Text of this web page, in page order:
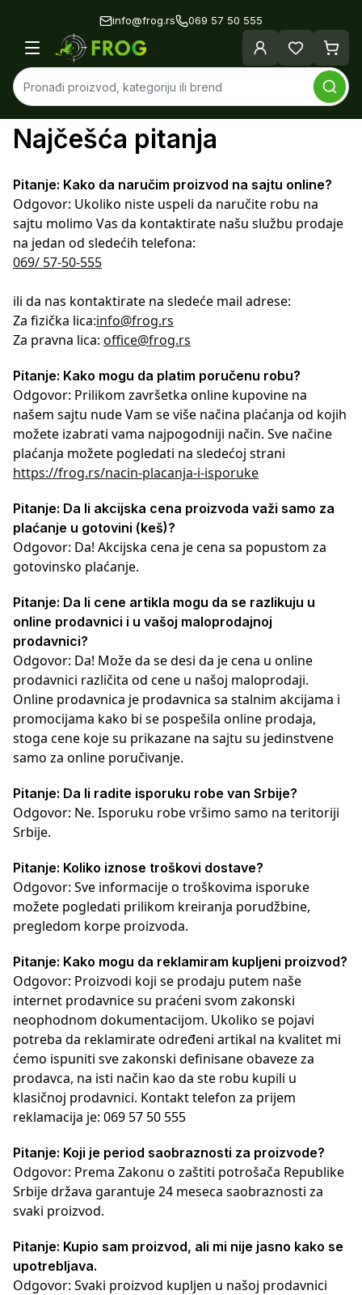
info@frog.rs 069 57 50 555
Najčešća pitanja
Pitanje: Kako da naručim proizvod na sajtu online?
Odgovor: Ukoliko niste uspeli da naručite robu na
sajtu molimo Vas da kontaktirate našu službu prodaje
na jedan od sledećih telefona:
069/ 57-50-555
ili da nas kontaktirate na sledeće mail adrese:
Za fizička lica:info@frog.rs
Za pravna lica: office@frog.rs
Pitanje: Kako mogu da platim poručenu robu?
Odgovor: Prilikom završetka online kupovine na
našem sajtu nude Vam se više načina plaćanja od kojih
možete izabrati vama najpogodniji način. Sve načine
plaćanja možete pogledati na sledećoj strani
https://frog.rs/nacin-placanja-i-isporuke
Pitanje: Da li akcijska cena proizvoda važi samo za
plaćanje u gotovini (keš)?
Odgovor: Da! Akcijska cena je cena sa popustom za
gotovinsko plaćanje.
Pitanje: Da li cene artikla mogu da se razlikuju u
online prodavnici i u vašoj maloprodajnoj
prodavnici?
Odgovor: Da! Može da se desi da je cena u online
prodavnici različita od cene u našoj maloprodaji.
Online prodavnica je prodavnica sa stalnim akcijama i
promocijama kako bi se pospešila online prodaja,
stoga cene koje su prikazane na sajtu su jedinstvene
samo za online poručivanje.
Pitanje: Da li radite isporuku robe van Srbije?
Odgovor: Ne. Isporuku robe vršimo samo na teritoriji
Srbije.
Pitanje: Koliko iznose troškovi dostave?
Odgovor: Sve informacije o troškovima isporuke
možete pogledati prilikom kreiranja porudžbine,
pregledom korpe proizvoda.
Pitanje: Kako mogu da reklamiram kupljeni proizvod?
Odgovor: Proizvodi koji se prodaju putem naše
internet prodavnice su praćeni svom zakonski
neophodnom dokumentacijom. Ukoliko se pojavi
potreba da reklamirate određeni artikal na kvalitet mi
ćemo ispuniti sve zakonski definisane obaveze za
prodavca, na isti način kao da ste robu kupili u
klasičnoj prodavnici. Kontakt telefon za prijem
reklamacija je: 069 57 50 555
Pitanje: Koji je period saobraznosti za proizvode?
Odgovor: Prema Zakonu o zaštiti potrošača Republike
Srbije država garantuje 24 meseca saobraznosti za
svaki proizvod.
Pitanje: Kupio sam proizvod, ali mi nije jasno kako se
upotrebljava.
Odgovor: Svaki proizvod kupljen u našoj prodavnici